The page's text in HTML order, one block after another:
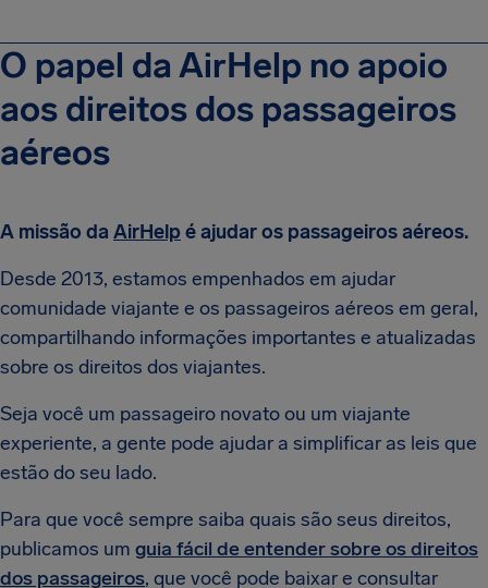
O papel da AirHelp no apoio
aos direitos dos passageiros
aéreos
A missão da AirHelp é ajudar os passageiros aéreos.
Desde 2013, estamos empenhados em ajudar
comunidade viajante e os passageiros aéreos em geral,
compartilhando informações importantes e atualizadas
sobre os direitos dos viajantes.
Seja você um passageiro novato ou um viajante
experiente, a gente pode ajudar a simplificar as leis que
estão do seu lado.
Para que você sempre saiba quais são seus direitos,
publicamos um guia fácil de entender sobre os direitos
dos passageiros, que você pode baixar e consultar